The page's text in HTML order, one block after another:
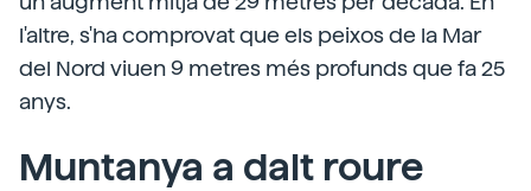
l'altre, s'ha comprovat que els peixos de la Mar
del Nord viuen 9 metres més profunds que fa 25
anys.
Muntanya a dalt roure